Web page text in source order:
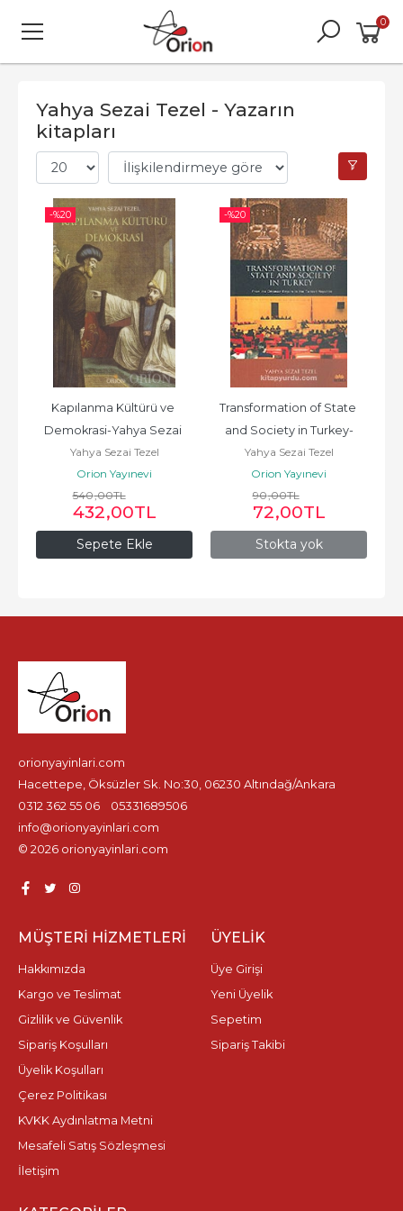
0
Yahya Sezai Tezel - Yazarın
kitapları
-%20
Sepete Ekle
Kapılanma Kültürü ve
Demokrasi-Yahya Sezai
Tezel
Yahya Sezai Tezel
Orion Yayınevi
540,00TL
432,00TL
-%20
Stokta yok
Transformation of State
and Society in Turkey-
Yahya Sezai Tezel
Yahya Sezai Tezel
Orion Yayınevi
90,00TL
72,00TL
orionyayinlari.com
Hacettepe, Öksüzler Sk. No:30, 06230 Altındağ/Ankara
0312 362 55 06
05331689506
info@orionyayinlari.com
© 2026 orionyayinlari.com
MÜŞTERI HIZMETLERI
Hakkımızda
Kargo ve Teslimat
Gizlilik ve Güvenlik
Sipariş Koşulları
Üyelik Koşulları
Çerez Politikası
KVKK Aydınlatma Metni
Mesafeli Satış Sözleşmesi
İletişim
ÜYELIK
Üye Girişi
Yeni Üyelik
Sepetim
Sipariş Takibi